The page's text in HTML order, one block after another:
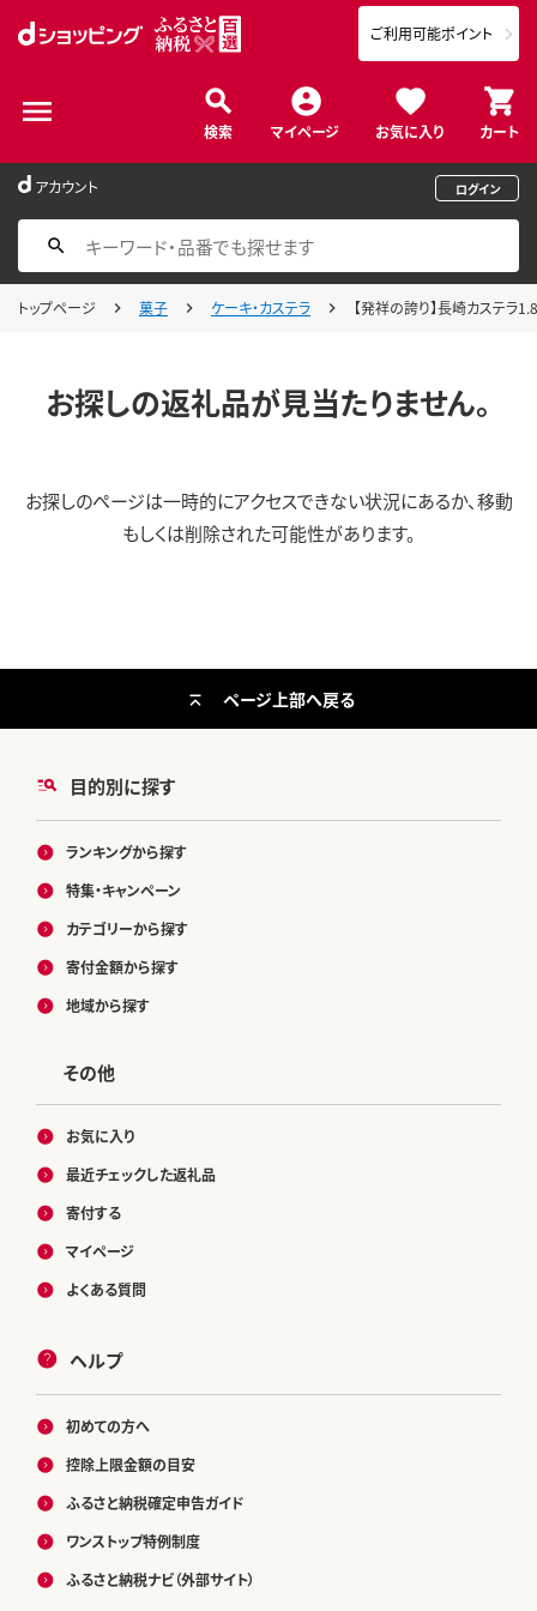
検索 マイページ お気に入り カート
ご利用可能ポイント
アカウント ログイン
トップページ 菓子 ケーキ・カステラ 【発祥の誇り】長崎カステ
お探しの返礼品が見当たりません。
お探しのページは一時的にアクセスできない状況にあるか、移動
もしくは削除された可能性があります。
目的別に探す
ランキングから探す
特集・キャンペーン
カテゴリーから探す
寄付金額から探す
地域から探す
その他
お気に入り
最近チェックした返礼品
寄付する
マイページ
よくある質問
ヘルプ
初めての方へ
控除上限金額の目安
ふるさと納税確定申告ガイド
ワンストップ特例制度
ふるさと納税ナビ（外部サイト）
ページ上部へ戻る